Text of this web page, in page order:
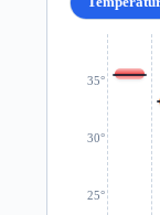
25°
30°
35°